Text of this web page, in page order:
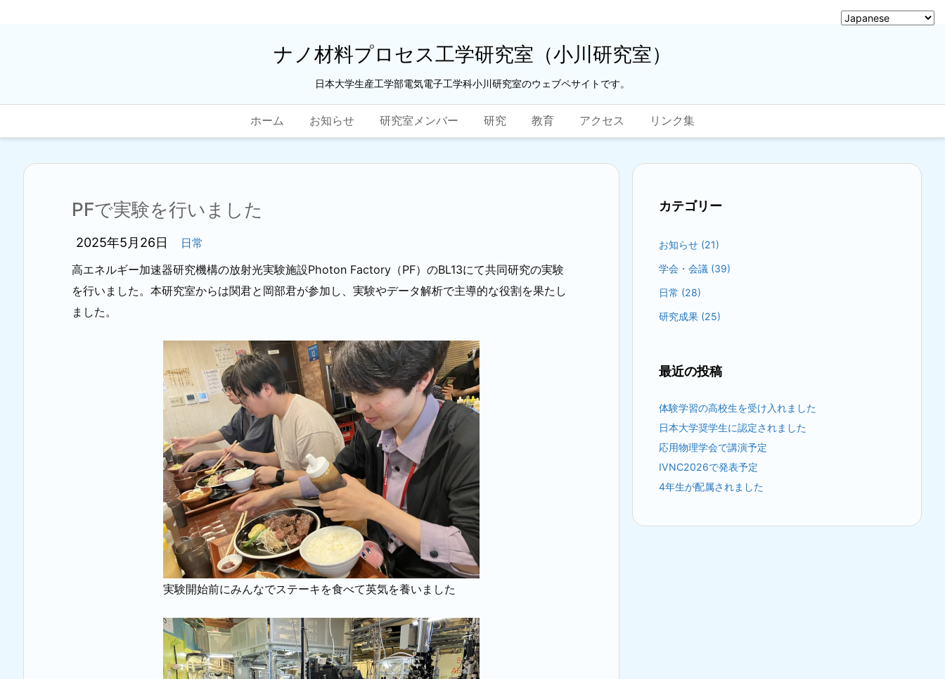
ナノ材料プロセス工学研究室（小川研究室）
日本大学生産工学部電気電子工学科小川研究室のウェブペサイトです。
ホーム お知らせ 研究室メンバー 研究 教育 アクセス リンク集
PFで実験を行いました
2025年5月26日
日常
高エネルギー加速器研究機構の放射光実験施設Photon Factory（PF）のBL13にて共同研究の実験
を行いました。本研究室からは関君と岡部君が参加し、実験やデータ解析で主導的な役割を果たし
ました。
実験開始前にみんなでステーキを食べて英気を養いました
カテゴリー
お知らせ (21)
学会・会議 (39)
日常 (28)
研究成果 (25)
最近の投稿
体験学習の高校生を受け入れました
日本大学奨学生に認定されました
応用物理学会で講演予定
IVNC2026で発表予定
4年生が配属されました